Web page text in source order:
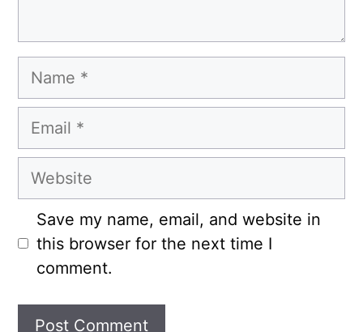
Name
Email
Website
Save my name, email, and website in
this browser for the next time I
comment.